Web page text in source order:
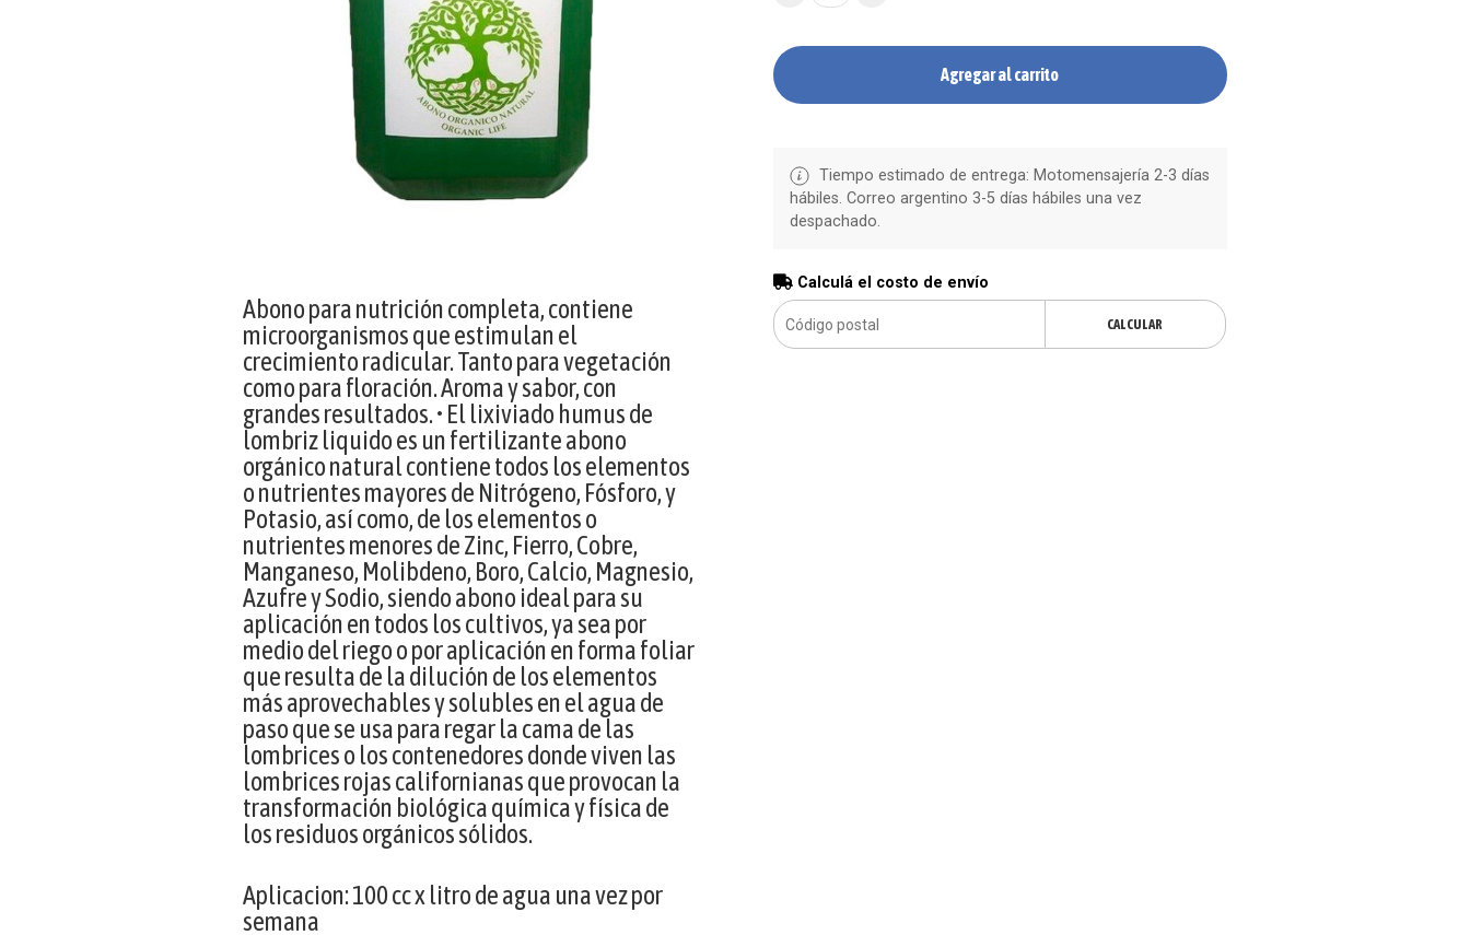
Abono para nutrición completa, contiene
microorganismos que estimulan el
crecimiento radicular. Tanto para vegetación
como para floración. Aroma y sabor, con
grandes resultados. • El lixiviado humus de
lombriz liquido es un fertilizante abono
orgánico natural contiene todos los elementos
o nutrientes mayores de Nitrógeno, Fósforo, y
Potasio, así como, de los elementos o
nutrientes menores de Zinc, Fierro, Cobre,
Manganeso, Molibdeno, Boro, Calcio, Magnesio,
Azufre y Sodio, siendo abono ideal para su
aplicación en todos los cultivos, ya sea por
medio del riego o por aplicación en forma foliar
que resulta de la dilución de los elementos
más aprovechables y solubles en el agua de
paso que se usa para regar la cama de las
lombrices o los contenedores donde viven las
lombrices rojas californianas que provocan la
transformación biológica química y física de
los residuos orgánicos sólidos.
Aplicacion: 100 cc x litro de agua una vez por
semana
Agregar al carrito
Tiempo estimado de entrega: Motomensajería 2-3 días
hábiles. Correo argentino 3-5 días hábiles una vez
despachado.
Calculá el costo de envío
CALCULAR